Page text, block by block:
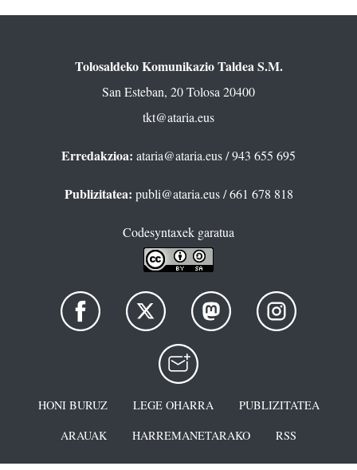
Tolosaldeko Komunikazio Taldea S.M.
San Esteban, 20 Tolosa 20400
tkt@ataria.eus
Erredakzioa: ataria@ataria.eus/ 943 655 695
Publizitatea: publi@ataria.eus/ 661 678 818
Codesyntaxek garatua
HONI BURUZ LEGE OHARRA
PUBLIZITATEA
ARAUAK
HARREMANETARAKO RSS